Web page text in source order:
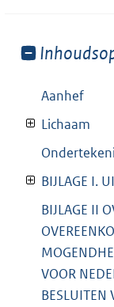
Toon
van:
Aanhef
Lichaam
BIJLAGE I.
BIJLAGE II
VOOR
BESLUITEN